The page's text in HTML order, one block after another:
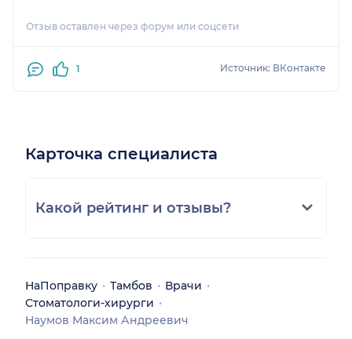
Отзыв оставлен через форум или соцсети
1 Источник: ВКонтакте
Карточка специалиста
Какой рейтинг и отзывы?
НаПоправку Тамбов
Врачи
Стоматологи-хирурги
Наумов Максим Андреевич